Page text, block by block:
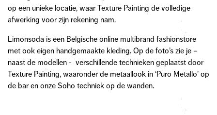
op een unieke locatie, waar Texture Painting de volledige
afwerking voor zijn rekening nam.
Limonsoda is een Belgische online multibrand fashionstore
met ook eigen handgemaakte kleding. Op de foto’s zie je –
naast de modellen - verschillende technieken geplaatst door
Texture Painting, waaronder de metaallook in ‘Puro Metallo’ op
de bar en onze Soho techniek op de wanden.